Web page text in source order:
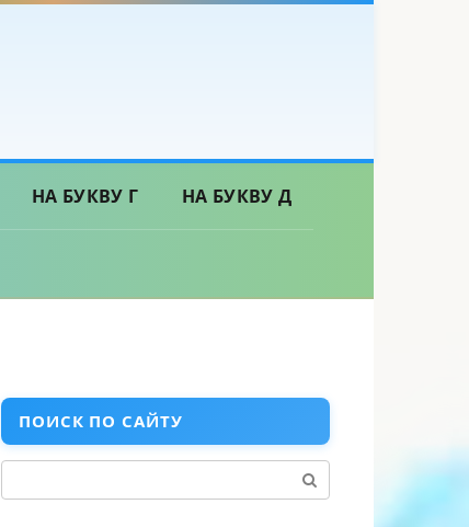
НА БУКВУ Г НА БУКВУ Д
ПОИСК ПО САЙТУ